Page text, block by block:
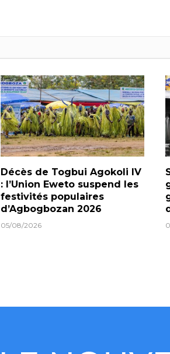
Décès de Togbui Agokoli IV
: l’Union Eweto suspend les
festivités populaires
d’Agbogbozan 2026
05/08/2026